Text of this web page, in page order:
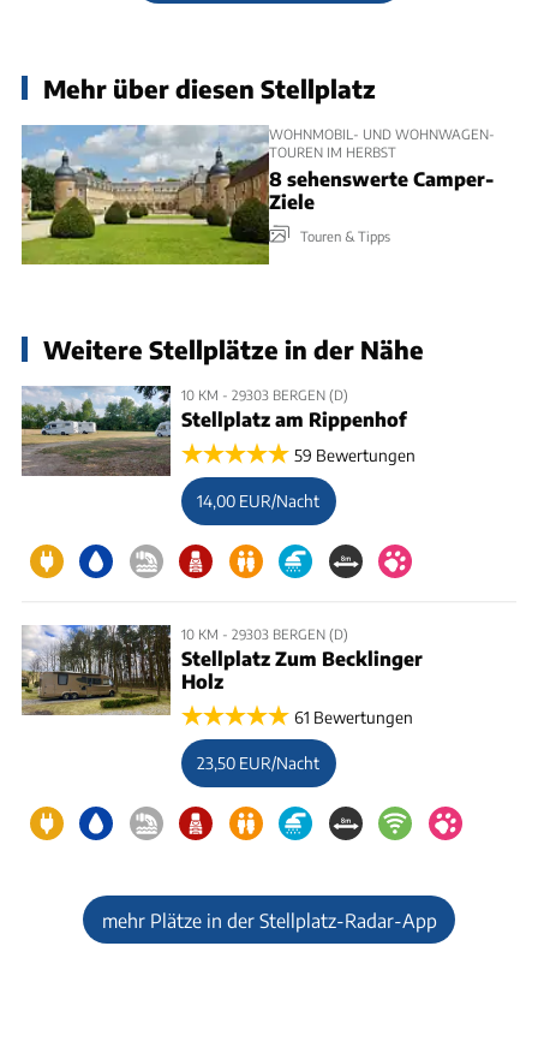
Mehr über diesen Stellplatz
WOHNMOBIL- UND WOHNWAGEN-
TOUREN IM HERBST
8 sehenswerte Camper-
Ziele
Touren & Tipps
Weitere Stellplätze in der Nähe
10 KM - 29303 BERGEN (D)
Stellplatz am Rippenhof
59 Bewertungen
14,00 EUR/Nacht
10 KM - 29303 BERGEN (D)
Stellplatz Zum Becklinger
Holz
61 Bewertungen
23,50 EUR/Nacht
mehr Plätze in der Stellplatz-Radar-App